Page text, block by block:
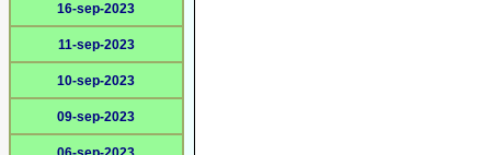
16-sep-2023
11-sep-2023
10-sep-2023
09-sep-2023